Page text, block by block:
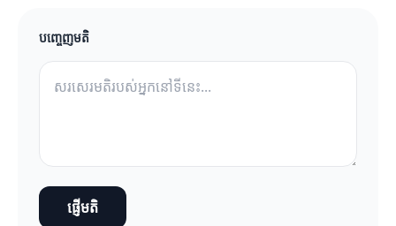
បញ្ចេញមតិ
ផ្ញើមតិ